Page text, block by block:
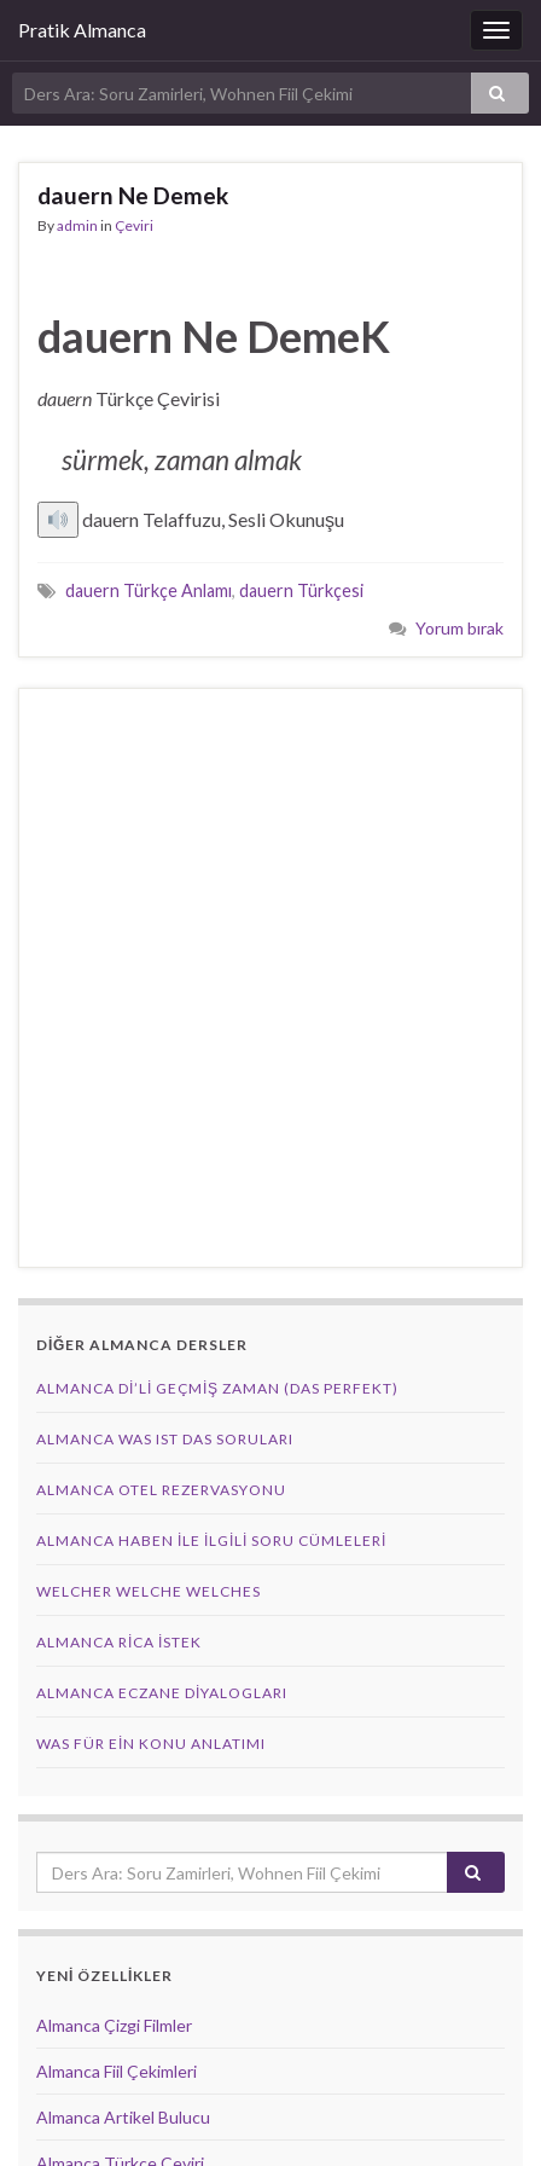
Pratik Almanca
dauern Ne Demek
Byadmin in Çeviri
dauern Ne DemeK
dauern Türkçe Çevirisi
sürmek, zaman almak
dauern Telaffuzu, Sesli Okunuşu
dauern Türkçe Anlamı, dauern Türkçesi
Yorum bırak
DİĞER ALMANCA DERSLER
ALMANCA DI’LI GEÇMIŞ ZAMAN (DAS PERFEKT)
ALMANCA WAS IST DAS SORULARI
ALMANCA OTEL REZERVASYONU
ALMANCA HABEN İLE İLGILI SORU CÜMLELERI
WELCHER WELCHE WELCHES
ALMANCA RICA İSTEK
ALMANCA ECZANE DIYALOGLARI
WAS FÜR EIN KONU ANLATIMI
YENİ ÖZELLİKLER
Almanca Çizgi Filmler
Almanca Fiil Çekimleri
Almanca Artikel Bulucu